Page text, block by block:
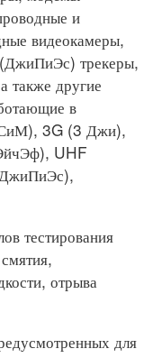
и
видеокамеры,
трекеры,
также другие
в
3G (3 Джи),
UHF
тестирования
отрыва
для